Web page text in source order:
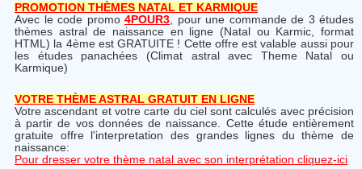
PROMOTION THÈMES NATAL ET KARMIQUE
Avec le code promo 4POUR3, pour une commande de 3 études
thèmes astral de naissance en ligne (Natal ou Karmic, format
HTML) la 4ème est GRATUITE ! Cette offre est valable aussi pour
les études panachées (Climat astral avec Theme Natal ou
Karmique)
VOTRE THÈME ASTRAL GRATUIT EN LIGNE
Votre ascendant et votre carte du ciel sont calculés avec précision
à partir de vos données de naissance. Cette étude entièrement
gratuite offre l'interpretation des grandes lignes du thème de
naissance:
Pour dresser votre thème natal avec son interprétation cliquez-ici